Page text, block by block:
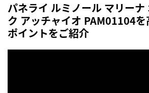
パネライ ルミノール マリーナ
ク アッチャイオ PAM01104
ポイントをご紹介